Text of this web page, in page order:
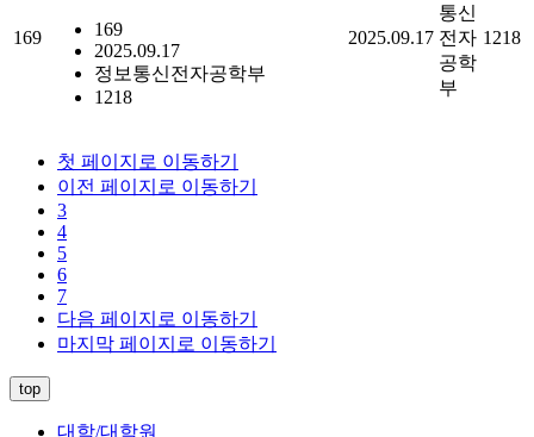
169
169
2025.09.17
정보통신전자공학부
1218
2025.09.17
통신
전자
공학
부
1218
첫 페이지로 이동하기
이전 페이지로 이동하기
3
4
5
6
7
다음 페이지로 이동하기
마지막 페이지로 이동하기
top
대학/대학원